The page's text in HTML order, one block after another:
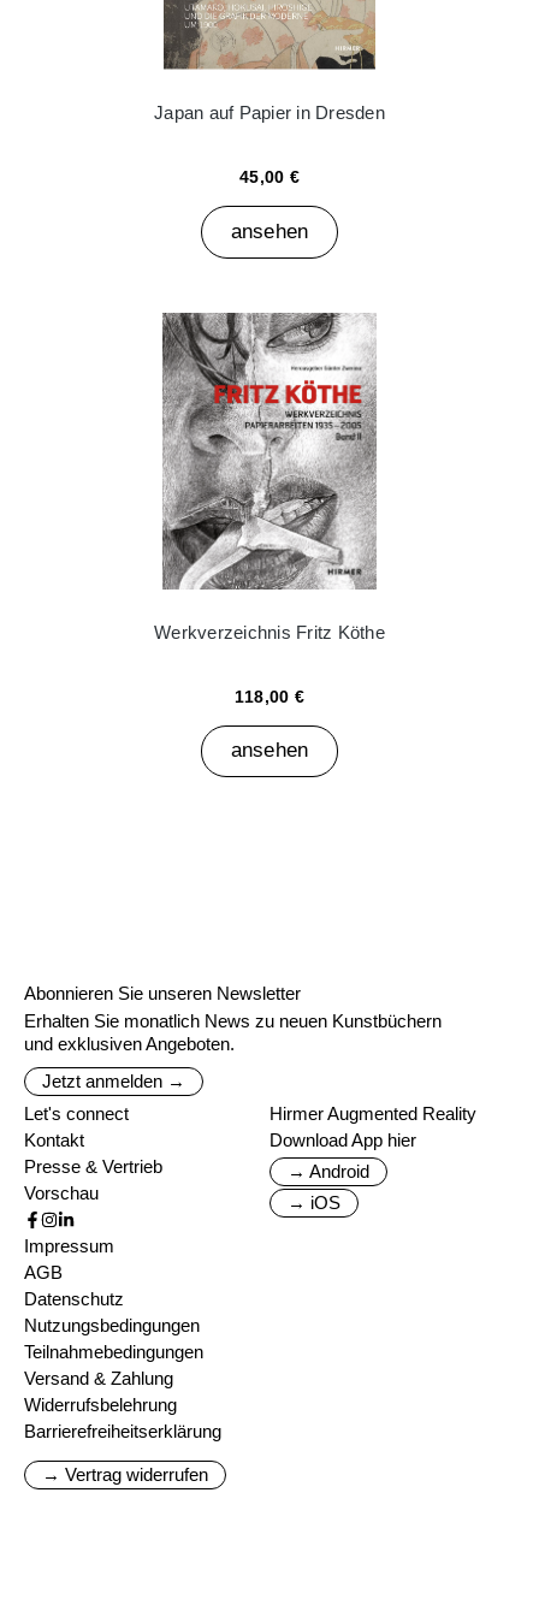
Japan auf Papier in Dresden
45,00 €
ansehen
Werkverzeichnis Fritz Köthe
118,00 €
ansehen
Abonnieren Sie unseren Newsletter
Erhalten Sie monatlich News zu neuen Kunstbüchern
und exklusiven Angeboten.
Jetzt anmelden →
Let's connect
Kontakt
Presse & Vertrieb
Vorschau
Hirmer Augmented Reality
Download App hier
→ Android
→ iOS
Impressum
AGB
Datenschutz
Nutzungsbedingungen
Teilnahmebedingungen
Versand & Zahlung
Widerrufsbelehrung
Barrierefreiheitserklärung
→ Vertrag widerrufen